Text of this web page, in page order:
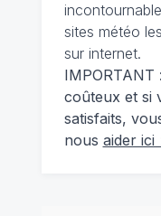
sites météo
sur internet.
IMPORTANT
coûteux et si
satisfaits,
nous aider ici